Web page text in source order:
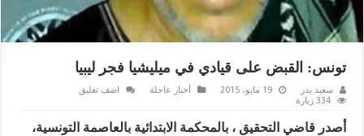
تونس: القبض على قيادي في ميليشيا فجر ليبيا
سعيد بدر 19 مايو، 2015 أخبار عاجلة
اضف تعليق
334 زيارة
أصدر قاضي التحقيق ، بالمحكمة الابتدائية بالعاصمة التونسية،